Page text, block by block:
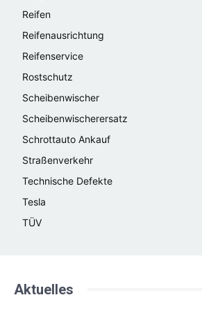
Reifen
Reifenausrichtung
Reifenservice
Rostschutz
Scheibenwischer
Scheibenwischerersatz
Schrottauto Ankauf
Straßenverkehr
Technische Defekte
Tesla
TÜV
Aktuelles